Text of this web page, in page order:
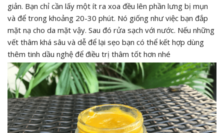
giản. Bạn chỉ cần lấy một ít ra xoa đều lên phần lưng bị mụn
và để trong khoảng 20-30 phút. Nó giống như việc bạn đắp
mặt nạ cho da mặt vậy. Sau đó rửa sạch với nước. Nếu những
vết thâm khá sâu và dễ để lại sẹo bạn có thể kết hợp dùng
thêm tinh dầu nghệ để điều trị thâm tốt hơn nhé